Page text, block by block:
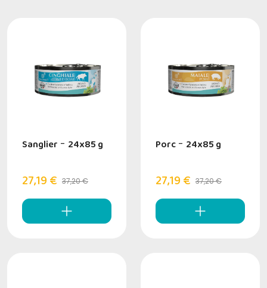
Sanglier - 24x85 g
27,19 € 37,20 €
Porc - 24x85 g
27,19 € 37,20 €